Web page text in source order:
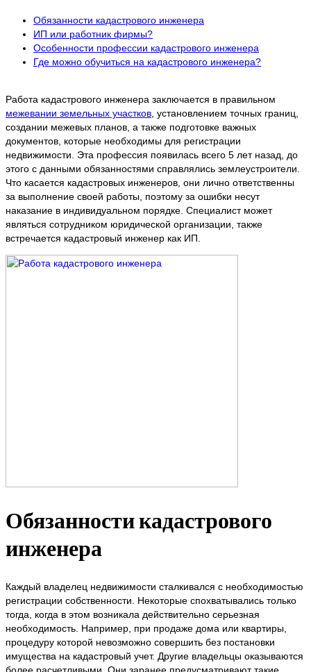
Обязанности кадастрового инженера
ИП или работник фирмы?
Особенности профессии кадастрового инженера
Где можно обучиться на кадастрового инженера?
Работа кадастрового инженера заключается в правильном
межевании земельных участков , установлением точных границ,
создании межевых планов, а также подготовке важных
документов, которые необходимы для регистрации
недвижимости. Эта профессия появилась всего 5 лет назад, до
этого с данными обязанностями справлялись землеустроители.
Что касается кадастровых инженеров, они лично ответственны
за выполнение своей работы, поэтому за ошибки несут
наказание в индивидуальном порядке. Специалист может
являться сотрудником юридической организации, также
встречается кадастровый инженер как ИП.
Обязанности кадастрового
инженера
Каждый владелец недвижимости сталкивался с необходимостью
регистрации собственности. Некоторые спохватывались только
тогда, когда в этом возникала действительно серьезная
необходимость. Например, при продаже дома или квартиры,
процедуру которой невозможно совершить без постановки
имущества на кадастровый учет. Другие владельцы оказываются